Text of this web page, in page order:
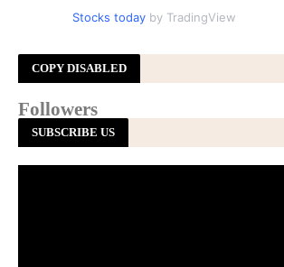
Stocks todayby TradingView
COPY DISABLED
Followers
SUBSCRIBE US